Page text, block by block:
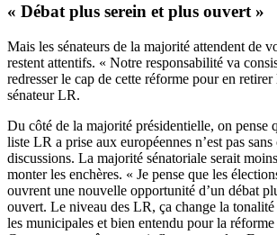
« Débat plus serein et plus ouvert »
Mais les sénateurs de la majorité attendent de
restent attentifs. « Notre responsabilité va
redresser le cap de cette réforme pour en
sénateur LR.
Du côté de la majorité présidentielle, on pense
liste LR a prise aux européennes n’est pas
discussions. La majorité sénatoriale serait
monter les enchères. « Je pense que les
ouvrent une nouvelle opportunité d’un débat
ouvert. Le niveau des LR, ça change la
les municipales et bien entendu pour la